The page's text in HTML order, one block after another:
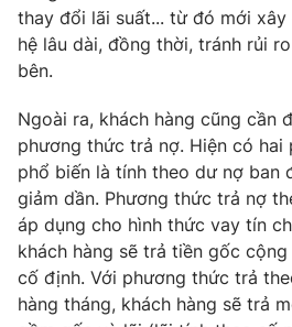
thay đổi lãi suất... từ đó mới
hệ lâu dài, đồng thời, tránh rủi
bên.
Ngoài ra, khách hàng cũng cần
phương thức trả nợ. Hiện có
phổ biến là tính theo dư nợ ban
giảm dần. Phương thức trả nợ
áp dụng cho hình thức vay tín
khách hàng sẽ trả tiền gốc
cố định. Với phương thức trả
hàng tháng, khách hàng sẽ trả